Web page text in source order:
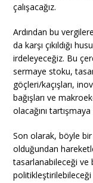
çalışacağız.
Ardından bu
da karşı çıkıldığı
irdeleyeceğiz. Bu
sermaye stoku,
göçleri/kaçışları,
bağışları ve
olacağını tartışmaya
Son olarak, böyle
olduğundan
tasarlanabileceği ve